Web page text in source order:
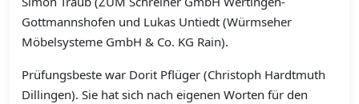
Gottmannshofen und Lukas Untiedt (Würmseher
Möbelsysteme GmbH & Co. KG Rain).
Prüfungsbeste war Dorit Pflüger (Christoph Hardtmuth
Dillingen). Sie hat sich nach eigenen Worten für den